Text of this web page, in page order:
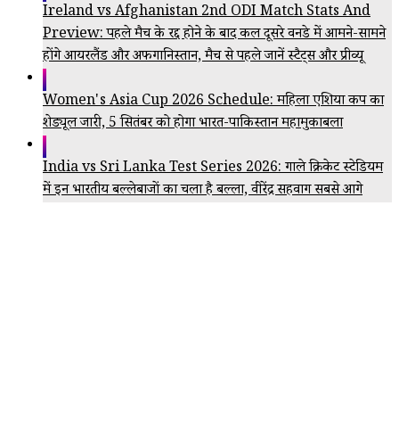
Ireland vs Afghanistan 2nd ODI Match Stats And
Preview: पहले मैच के रद्द होने के बाद कल दूसरे वनडे में आमने-सामने
होंगे आयरलैंड और अफगानिस्तान, मैच से पहले जानें स्टैट्स और प्रीव्यू
Women's Asia Cup 2026 Schedule: महिला एशिया कप का
शेड्यूल जारी, 5 सितंबर को होगा भारत-पाकिस्तान महामुकाबला
India vs Sri Lanka Test Series 2026: गाले क्रिकेट स्टेडियम
में इन भारतीय बल्लेबाजों का चला है बल्ला, वीरेंद्र सहवाग सबसे आगे